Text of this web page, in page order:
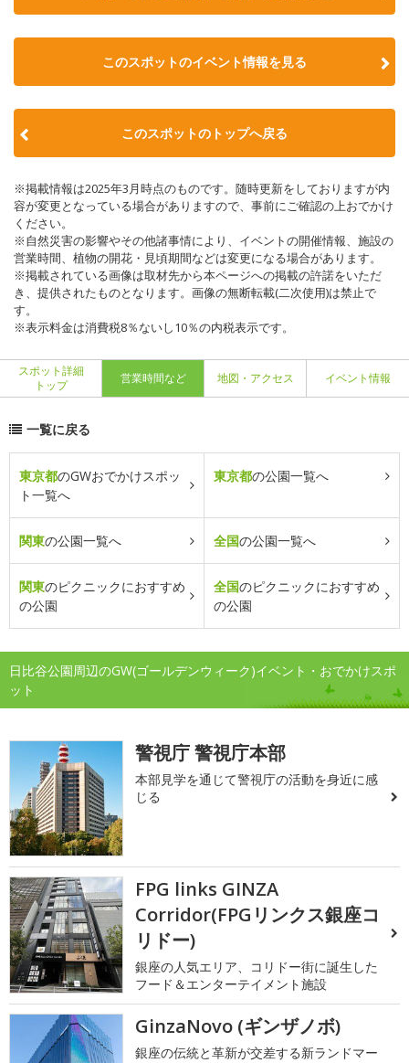
このスポットのイベント情報を見る
このスポットのトップへ戻る
※掲載情報は2025年3月時点のものです。随時更新をしておりますが内
容が変更となっている場合がありますので、事前にご確認の上おでかけ
ください。
※自然災害の影響やその他諸事情により、イベントの開催情報、施設の
営業時間、植物の開花・見頃期間などは変更になる場合があります。
※掲載されている画像は取材先から本ページへの掲載の許諾をいただ
き、提供されたものとなります。画像の無断転載(二次使用)は禁止で
す。
※表示料金は消費税8％ないし10％の内税表示です。
スポット詳細
トップ
営業時間など 地図・アクセス イベント情報
一覧に戻る
東京都のGWおでかけスポッ
ト一覧へ
東京都の公園一覧へ
関東の公園一覧へ 全国の公園一覧へ
関東のピクニックにおすすめ
の公園
全国のピクニックにおすすめ
の公園
日比谷公園周辺のGW(ゴールデンウィーク)イベント・おでかけスポ
ット
警視庁 警視庁本部
本部見学を通じて警視庁の活動を身近に感
じる
FPG links GINZA
Corridor(FPGリンクス銀座コ
リドー)
銀座の人気エリア、コリドー街に誕生した
フード＆エンターテイメント施設
GinzaNovo (ギンザノボ)
銀座の伝統と革新が交差する新ランドマー